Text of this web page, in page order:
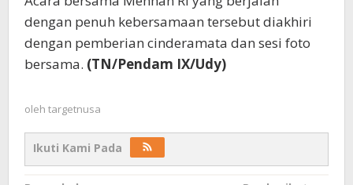
dengan penuh kebersamaan tersebut diakhiri
dengan pemberian cinderamata dan sesi foto
bersama. (TN/Pendam IX/Udy)
oleh targetnusa
Ikuti Kami Pada